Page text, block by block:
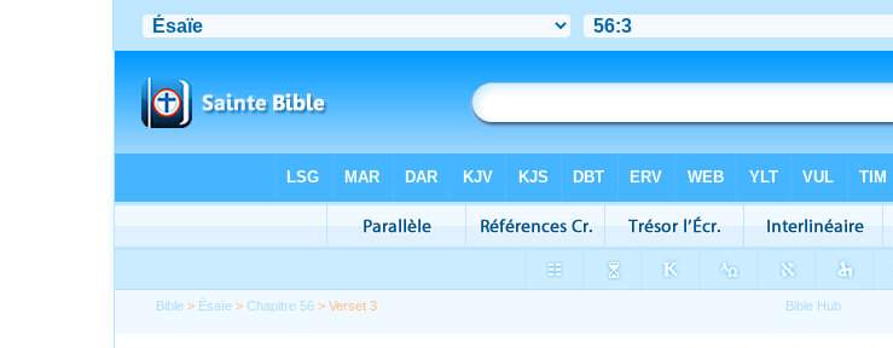
Bible > Ésaïe >Chapitre 56 > Verset 3